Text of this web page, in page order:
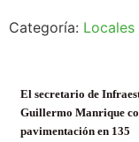
Categoría: Locales
El secretario de
Guillermo Manrique
pavimentación en 135